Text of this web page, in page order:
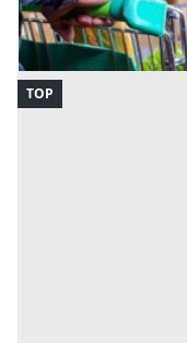
Codice asta:
Asta chiusa
TOP